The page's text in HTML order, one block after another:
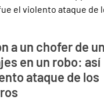
a un chofer de
en un robo: así
ataque de los